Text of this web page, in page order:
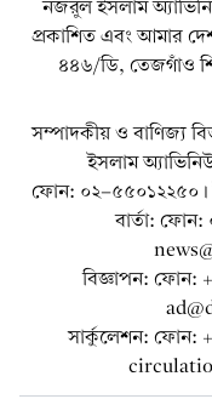
নজরুল ইসলাম
প্রকাশিত এবং আমার
৪৪৬/ডি, তেজগাঁও
সম্পাদকীয় ও বাণিজ্য
ইসলাম
ফোন: ০২-
বার্তা:
বিজ্ঞাপন: ফোন:
সার্কুলেশন: ফোন: